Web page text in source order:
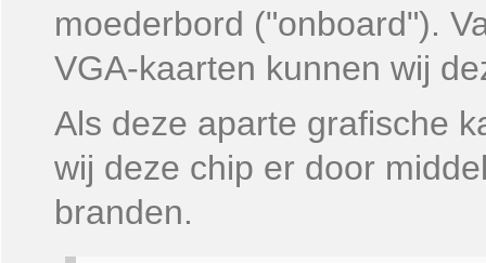
moederbord ("onboard").
VGA-kaarten kunnen wij
Als deze aparte grafische
wij deze chip er door
branden.